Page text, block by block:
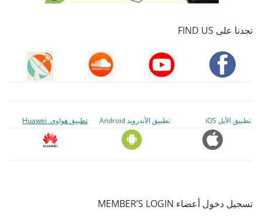
تجدنا على FIND US
تطبيق الأبل iOS تطبيق الأندرويد Android تطبيق هواوي Huawei
تسجيل دخول أعضاء MEMBER’S LOGIN